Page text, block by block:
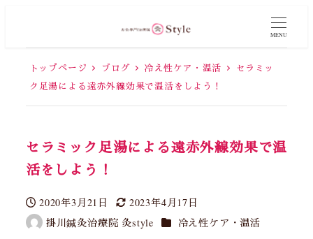
MENU
トップページ ブログ 冷え性ケア・温活
セラミッ
ク足湯による遠赤外線効果で温活をしよう！
セラミック足湯による遠赤外線効果で温
活をしよう！
投稿日
2020年3月21日
更新日
2023年4月17日
著
掛川鍼灸治療院 灸style カテゴリー
冷え性ケア・温活